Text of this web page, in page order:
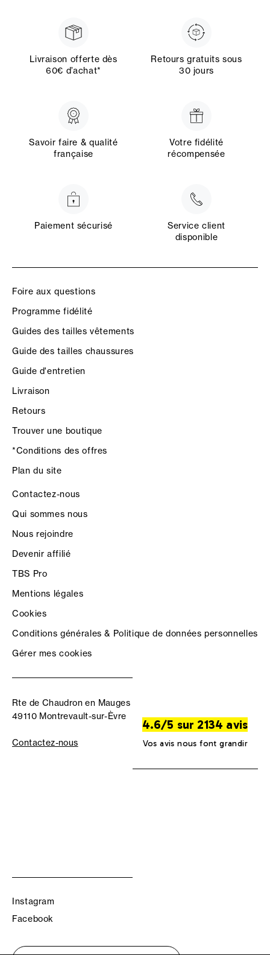
Livraison offerte dès
60€ d’achat*
Retours gratuits sous
30 jours
Savoir faire & qualité
française
Votre fidélité
récompensée
Paiement sécurisé
Service client
disponible
Foire aux questions
Programme fidélité
Guides des tailles vêtements
Guide des tailles chaussures
Guide d'entretien
Livraison
Retours
Trouver une boutique
*Conditions des offres
Plan du site
Contactez-nous
Qui sommes nous
Nous rejoindre
Devenir affilié
TBS Pro
Mentions légales
Cookies
Conditions générales & Politique de données personnelles
Gérer mes cookies
Rte de Chaudron en Mauges
49110 Montrevault-sur-Èvre
Contactez-nous
4.6/5 sur 2134 avis
Vos avis nous font grandir
Instagram
Facebook